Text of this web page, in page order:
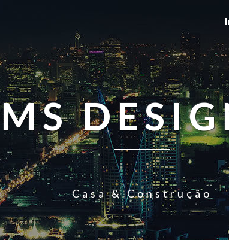
MS
Casa & Construção